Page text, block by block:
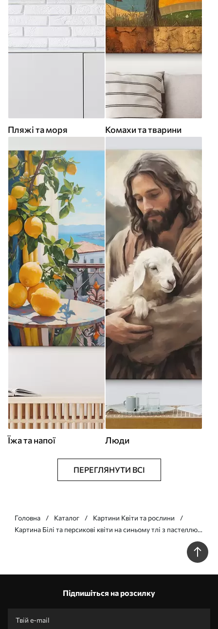
Пляжі та моря Комахи та тварини
Їжа та напої Люди
ПЕРЕГЛЯНУТИ ВСІ
Головна Каталог
Картини Квіти та рослини
Картина Білі та персикові квіти на синьому тлі з пастеллю
Підпишіться на розсилку